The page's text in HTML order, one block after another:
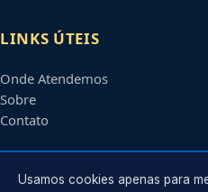
LINKS ÚTEIS
Onde Atendemos
Sobre
Contato
CONTATO
Usamos cookies apenas para